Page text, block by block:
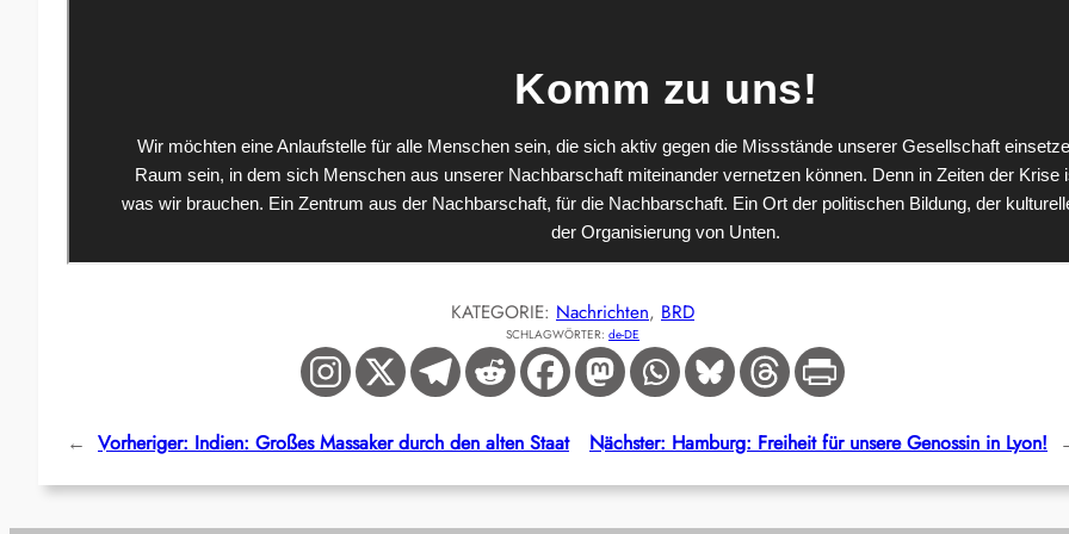
KATEGORIE: Nachrichten, BRD
SCHLAGWÖRTER: de-DE
← Vorheriger: Indien: Großes Massaker durch den alten Staat Nächster: Hamburg: Freiheit für unsere Genossin in Lyon!